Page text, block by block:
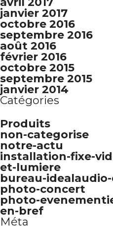
janvier 2017
octobre 2016
septembre 2016
août 2016
février 2016
octobre 2015
septembre 2015
janvier 2014
Catégories
Produits
non-categorise
notre-actu
installation-fixe-
et-lumiere
bureau-
photo-concert
photo-
en-bref
Méta